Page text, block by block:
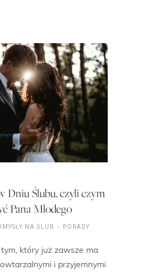
Dniu Ślubu, czyli czym
Pana Młodego
NA ŚLUB PORADY
który już zawsze ma
i przyjemnymi